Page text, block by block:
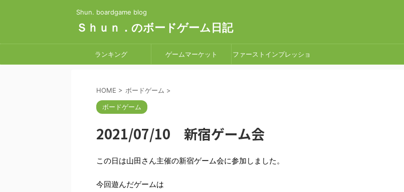
Shun. boardgame blog
Ｓｈｕｎ．のボードゲーム日記
ランキング ゲームマーケット ファーストインプレッショ
HOME > ボードゲーム >
ボードゲーム
2021/07/10 新宿ゲーム会
この日は山田さん主催の新宿ゲーム会に参加しました。
今回遊んだゲームは